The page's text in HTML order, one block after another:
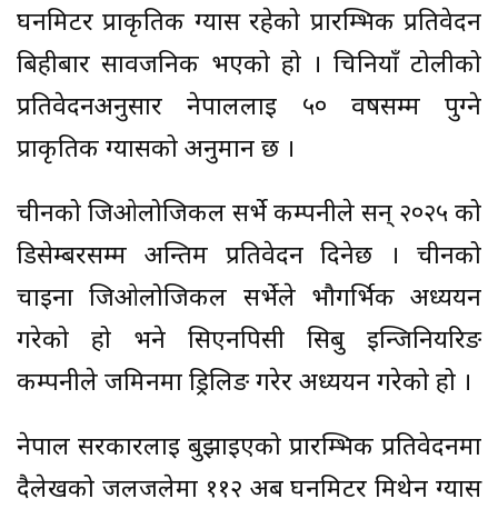
घनमिटर प्राकृतिक ग्यास रहेको प्रारम्भिक प्रतिवेदन
बिहीबार सार्वजनिक भएको हो । चिनियाँ टोलीको
प्रतिवेदनअनुसार नेपाललाई ५० वर्षसम्म पुग्ने
प्राकृतिक ग्यासको अनुमान छ ।
चीनको जिओलोजिकल सर्भे कम्पनीले सन् २०२५ को
डिसेम्बरसम्म अन्तिम प्रतिवेदन दिनेछ । चीनको
चाइना जिओलोजिकल सर्भेले भौगर्भिक अध्ययन
गरेको हो भने सिएनपिसी सिबु इन्जिनियरिङ
कम्पनीले जमिनमा ड्रिलिङ गरेर अध्ययन गरेको हो ।
नेपाल सरकारलाई बुझाइएको प्रारम्भिक प्रतिवेदनमा
दैलेखको जलजलेमा ११२ अर्ब घनमिटर मिथेन ग्यास